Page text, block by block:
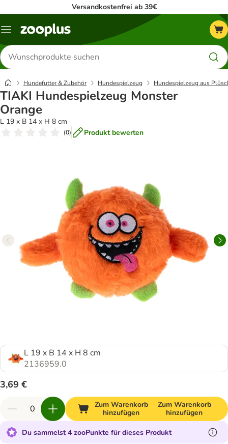
Versandkostenfrei ab 39€
Menü
Produkte
suchen
Hundefutter & Zubehör Hundespielzeug Hundespielzeug aus
TIAKI Hundespielzeug Monster
Orange
L 19 x B 14 x H 8 cm
(0) Produkt bewerten
L 19 x B 14 x H 8 cm
2136959.0
3,69 €
Zum Warenkorb
hinzufügen
Zum Warenkorb
hinzufügen
Du sammelst 4 zooPunkte für dieses Produkt